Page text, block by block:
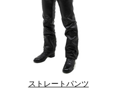
ストレートパンツ